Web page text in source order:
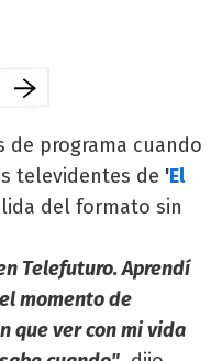
programa cuando
televidentes de 'El
del formato sin
Telefuturo. Aprendí
momento de
que ver con mi vida